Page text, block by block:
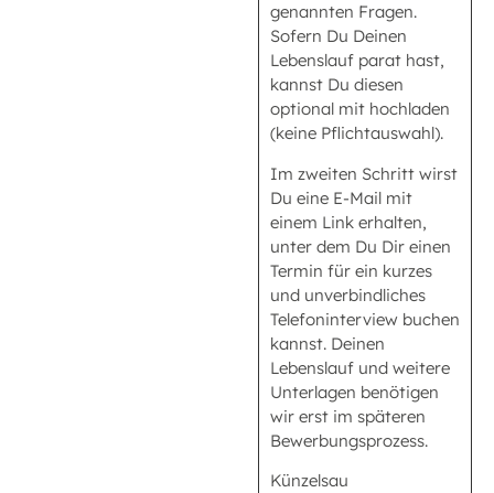
genannten Fragen.
Sofern Du Deinen
Lebenslauf parat hast,
kannst Du diesen
optional mit hochladen
(keine Pflichtauswahl).
Im zweiten Schritt wirst
Du eine E-Mail mit
einem Link erhalten,
unter dem Du Dir einen
Termin für ein kurzes
und unverbindliches
Telefoninterview buchen
kannst. Deinen
Lebenslauf und weitere
Unterlagen benötigen
wir erst im späteren
Bewerbungsprozess.
Künzelsau